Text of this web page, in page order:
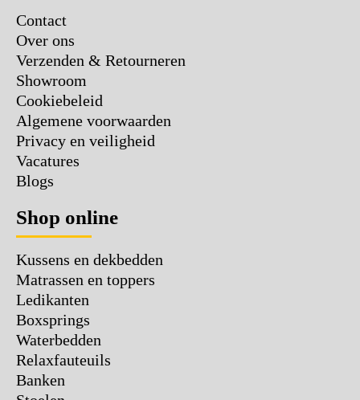
Contact
Over ons
Verzenden & Retourneren
Showroom
Cookiebeleid
Algemene voorwaarden
Privacy en veiligheid
Vacatures
Blogs
Shop online
Kussens en dekbedden
Matrassen en toppers
Ledikanten
Boxsprings
Waterbedden
Relaxfauteuils
Banken